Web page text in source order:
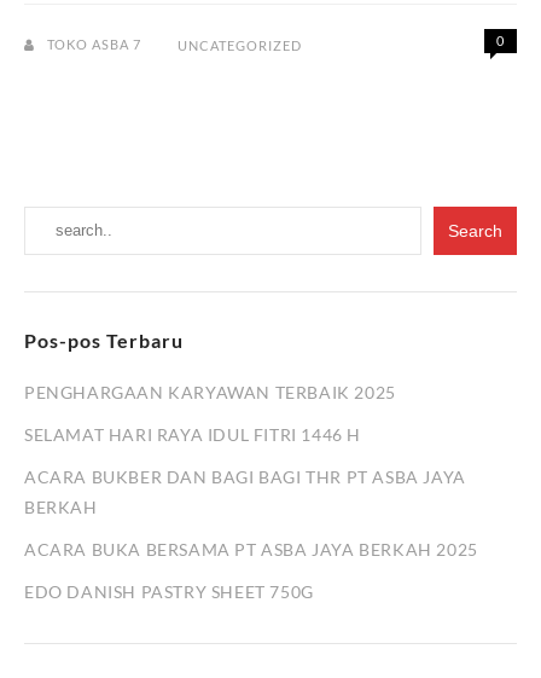
TOKO ASBA 7 UNCATEGORIZED 0
Pos-pos Terbaru
PENGHARGAAN KARYAWAN TERBAIK 2025
SELAMAT HARI RAYA IDUL FITRI 1446 H
ACARA BUKBER DAN BAGI BAGI THR PT ASBA JAYA
BERKAH
ACARA BUKA BERSAMA PT ASBA JAYA BERKAH 2025
EDO DANISH PASTRY SHEET 750G